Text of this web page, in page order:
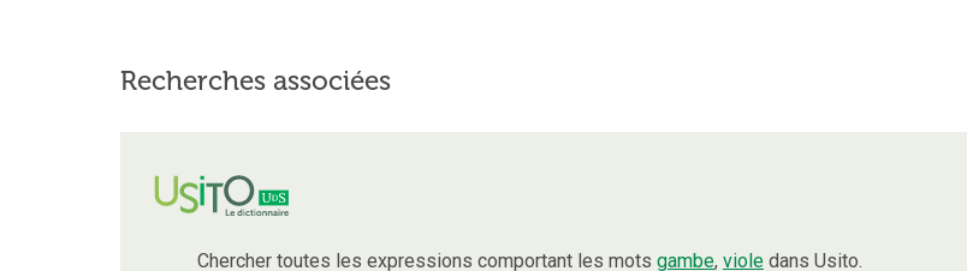
Recherches associées
Chercher toutes les expressions comportant les mots gambe, violedans Usito.